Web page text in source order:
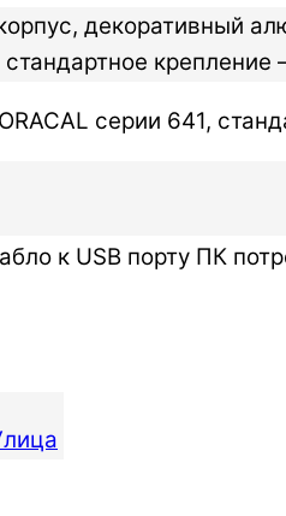
декоративный
стандартное
серии 641,
к USB порту ПК